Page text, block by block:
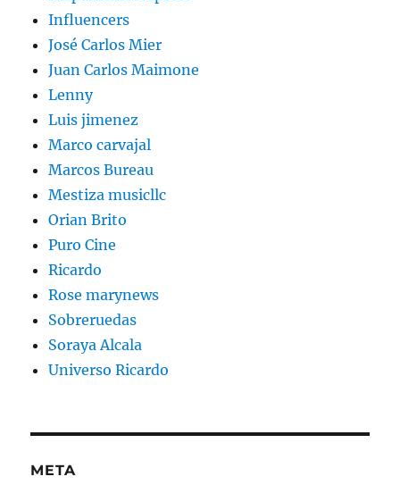
Influencers
José Carlos Mier
Juan Carlos Maimone
Lenny
Luis jimenez
Marco carvajal
Marcos Bureau
Mestiza musicllc
Orian Brito
Puro Cine
Ricardo
Rose marynews
Sobreruedas
Soraya Alcala
Universo Ricardo
META